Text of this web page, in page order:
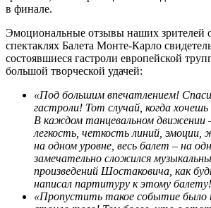
в финале.
Эмоциональные отзывы наших зрителей
спектаклях Балета Монте-Карло
состоявшиеся гастроли европейской
большой творческой удачей:
«Под большим впечатлением!
гастроли! Тот случай, когда
В каждом танцевальном движении
легкость, четкость линий, эмоции,
на одном уровне, весь балет – на
замечательно сложился
произведений Шостаковича, как
написал партитуру к этому
«Пропустить такое событие было